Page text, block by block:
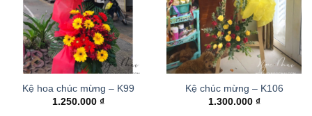
Kệ hoa chúc mừng – K99
1.250.000 ₫
Kệ chúc mừng – K106
1.300.000 ₫